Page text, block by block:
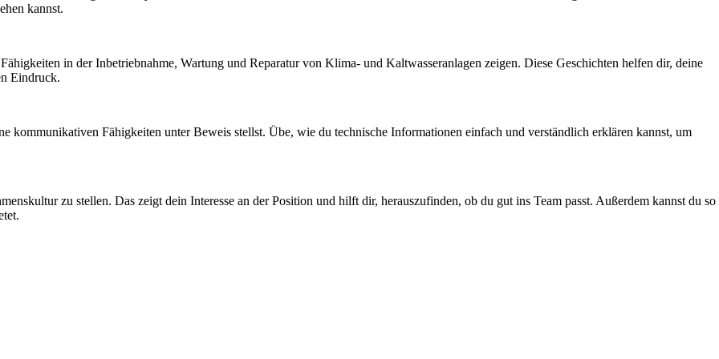
kannst.
in der Inbetriebnahme, Wartung und Reparatur von Klima- und Kaltwasseranlagen zeigen. Diese Geschichten helfen dir, deine
Eindruck.
kommunikativen Fähigkeiten unter Beweis stellst. Übe, wie du technische Informationen einfach und verständlich erklären kannst, um
zu stellen. Das zeigt dein Interesse an der Position und hilft dir, herauszufinden, ob du gut ins Team passt. Außerdem kannst du so